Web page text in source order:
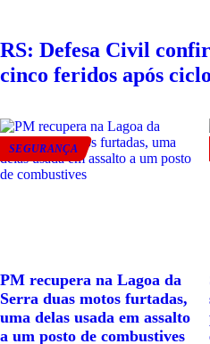
RS: Defesa Civil
cinco feridos após
SEGURANÇA
PM recupera na Lagoa da
Serra duas motos furtadas,
uma delas usada em assalto
a um posto de combustives